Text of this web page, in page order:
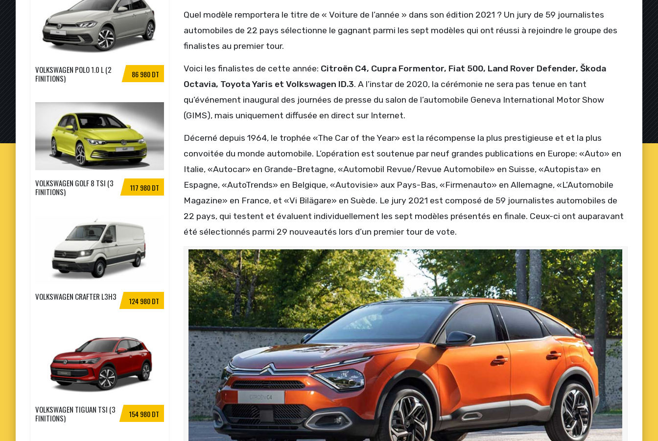
Quel modèle remportera le titre de « Voiture de l’année » dans son édition 2021 ? Un jury de 59 journalistes
automobiles de 22 pays sélectionne le gagnant parmi les sept modèles qui ont réussi à rejoindre le groupe des
finalistes au premier tour.
Voici les finalistes de cette année: Citroën C4, Cupra Formentor, Fiat 500, Land Rover Defender, Škoda
Octavia, Toyota Yaris et Volkswagen ID.3. A l’instar de 2020, la cérémonie ne sera pas tenue en tant
qu’événement inaugural des journées de presse du salon de l’automobile Geneva International Motor Show
(GIMS), mais uniquement diffusée en direct sur Internet.
Décerné depuis 1964, le trophée «The Car of the Year» est la récompense la plus prestigieuse et et la plus
convoitée du monde automobile. L’opération est soutenue par neuf grandes publications en Europe: «Auto» en
Italie, «Autocar» en Grande-Bretagne, «Automobil Revue/Revue Automobile» en Suisse, «Autopista» en
Espagne, «AutoTrends» en Belgique, «Autovisie» aux Pays-Bas, «Firmenauto» en Allemagne, «L’Automobile
Magazine» en France, et «Vi Bilägare» en Suède. Le jury 2021 est composé de 59 journalistes automobiles de
22 pays, qui testent et évaluent individuellement les sept modèles présentés en finale. Ceux-ci ont auparavant
été sélectionnés parmi 29 nouveautés lors d’un premier tour de vote.
86 980 DT
VOLKSWAGEN POLO 1.0 L (2
FINITIONS)
117 980 DT
VOLKSWAGEN GOLF 8 TSI (3
FINITIONS)
124 980 DT
VOLKSWAGEN CRAFTER L3H3
154 980 DT
VOLKSWAGEN TIGUAN TSI (3
FINITIONS)